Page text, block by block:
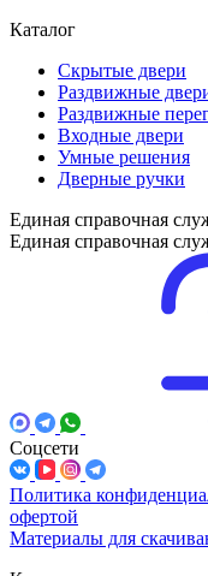
Каталог
Скрытые двери
Раздвижные
Раздвижные
Входные двери
Умные решения
Дверные ручки
Единая справочная
Единая справочная
Соцсети
Политика
офертой
Материалы для